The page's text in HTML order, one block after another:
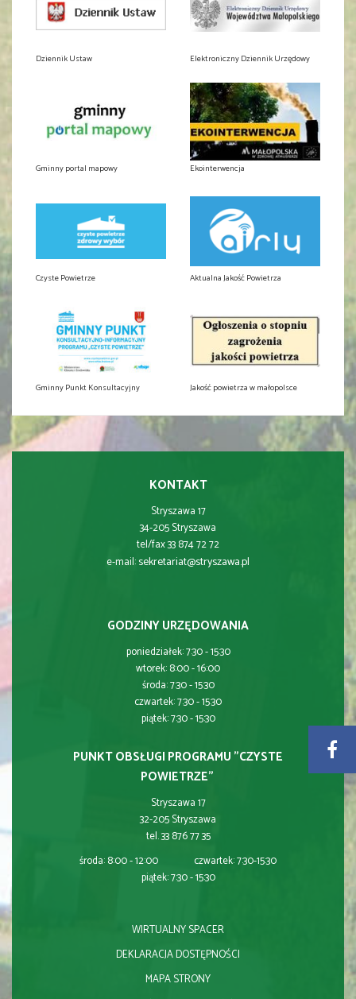
Dziennik Ustaw Elektroniczny Dziennik Urzędowy
Gminny portal mapowy Ekointerwencja
Czyste Powietrze Aktualna Jakość Powietrza
Gminny Punkt Konsultacyjny Jakość powietrza w małopolsce
KONTAKT
Stryszawa 17
34-205 Stryszawa
tel/fax 33 874 72 72
e-mail:sekretariat@stryszawa.pl
GODZINY URZĘDOWANIA
poniedziałek: 7:30 - 15:30
wtorek: 8:00 - 16:00
środa: 7:30 - 15:30
czwartek: 7:30 - 15:30
piątek: 7:30 - 15:30
PUNKT OBSŁUGI PROGRAMU "CZYSTE
POWIETRZE"
Stryszawa 17
32-205 Stryszawa
tel. 33 876 77 35
środa: 8:00 - 12:00 czwartek: 7:30-15:30
piątek: 7:30 - 15:30
WIRTUALNY SPACER
DEKLARACJA DOSTĘPNOŚCI
MAPA STRONY